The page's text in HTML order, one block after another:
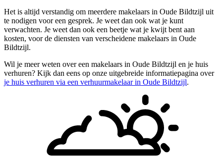
Het is altijd verstandig om meerdere makelaars in Oude Bildtzijl uit
te nodigen voor een gesprek. Je weet dan ook wat je kunt
verwachten. Je weet dan ook een beetje wat je kwijt bent aan
kosten, voor de diensten van verscheidene makelaars in Oude
Bildtzijl.
Wil je meer weten over een makelaars in Oude Bildtzijl en je huis
verhuren? Kijk dan eens op onze uitgebreide informatiepagina over
je huis verhuren via een verhuurmakelaar in Oude Bildtzijl.